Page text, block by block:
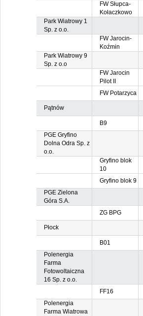
FW Słupca-
Kołaczkowo
Park Wiatrowy 1
Sp. z o.o.
FW Jarocin-
Koźmin
Park Wiatrowy 9
Sp. z o.o
FW Jarocin
Pilot II
FW Potarzyca
Pątnów
B9
PGE Gryfino
Dolna Odra Sp. z
o.o.
Gryfino blok
10
Gryfino blok 9
PGE Zielona
Góra S.A.
ZG BPG
Płock
B01
Polenergia
Farma
Fotowoltaiczna
16 Sp. z o.o.
FF16
Polenergia
Farma Wiatrowa